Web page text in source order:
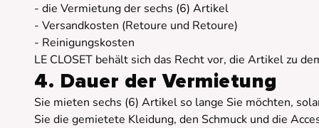
- die Vermietung der sechs (6) Artikel
- Versandkosten (Retoure und Retoure)
- Reinigungskosten
LE CLOSET behält sich das Recht vor, die Artikel zu
4. Dauer der Vermietung
Sie mieten sechs (6) Artikel so lange Sie möchten,
Sie die gemietete Kleidung, den Schmuck und die